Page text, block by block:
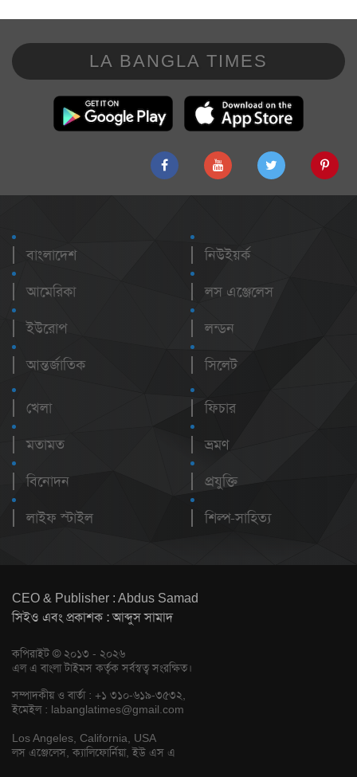
LA BANGLA TIMES
বাংলাদেশ
আমেরিকা
ইউরোপ
আন্তর্জাতিক
নিউইয়র্ক
লস এঞ্জেলেস
লন্ডন
সিলেট
খেলা
মতামত
বিনোদন
লাইফ স্টাইল
ফিচার
ভ্রমণ
প্রযুক্তি
শিল্প-সাহিত্য
CEO & Publisher : Abdus Samad
সিইও এবং প্রকাশক : আব্দুস সামাদ
কপিরাইট © ২০১৩ - ২০২৬
এল এ বাংলা টাইমস কর্তৃক সর্বস্বত্ব সংরক্ষিত।
সম্পাদকীয় ও বার্তা : +১ ৩১০-৬১৯-৩৫৩২,
ইমেইল : labanglatimes@gmail.com
Los Angeles, California, USA
লস এঞ্জেলেস, ক্যালিফোর্নিয়া, ইউ এস এ